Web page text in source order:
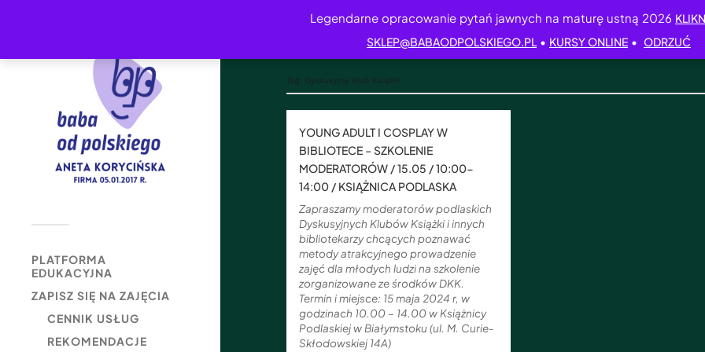
Legendarne opracowanie pytań jawnych na maturę ustną 2026
SKLEP@BABAODPOLSKIEGO.PL • KURSY ONLINE • ODRZUĆ
PLATFORMA
EDUKACYJNA
ZAPISZ SIĘ NA ZAJĘCIA
CENNIK USŁUG
REKOMENDACJE
YOUNG ADULT I COSPLAY W
BIBLIOTECE – SZKOLENIE
MODERATORÓW / 15.05 / 10:00-
14:00 / KSIĄŻNICA PODLASKA
Zapraszamy moderatorów podlaskich
Dyskusyjnych Klubów Książki i innych
bibliotekarzy chcących poznawać
metody atrakcyjnego prowadzenie
zajęć dla młodych ludzi na szkolenie
zorganizowane ze środków DKK.
Termin i miejsce: 15 maja 2024 r, w
godzinach 10.00 – 14.00 w Książnicy
Podlaskiej w Białymstoku (ul. M. Curie-
Skłodowskiej 14A)